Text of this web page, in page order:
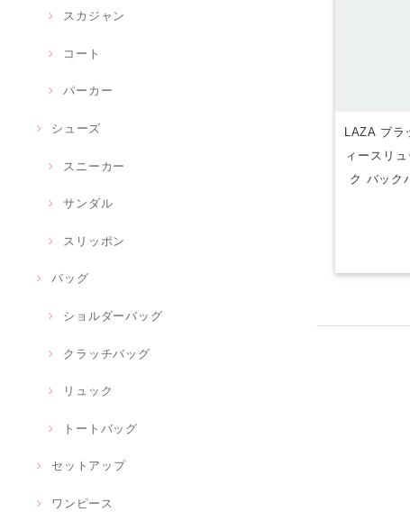
スカジャン
コート
パーカー
シューズ
スニーカー
サンダル
スリッポン
バッグ
ショルダーバッグ
クラッチバッグ
リュック
トートバッグ
セットアップ
ワンピース
LAZA ブラ
ィースリ
ク バック